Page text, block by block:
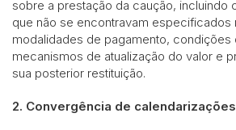
sobre a prestação da caução, incluindo
que não se encontravam especificados
modalidades de pagamento, condições
mecanismos de atualização do valor e
sua posterior restituição.
2. Convergência de calendarizações